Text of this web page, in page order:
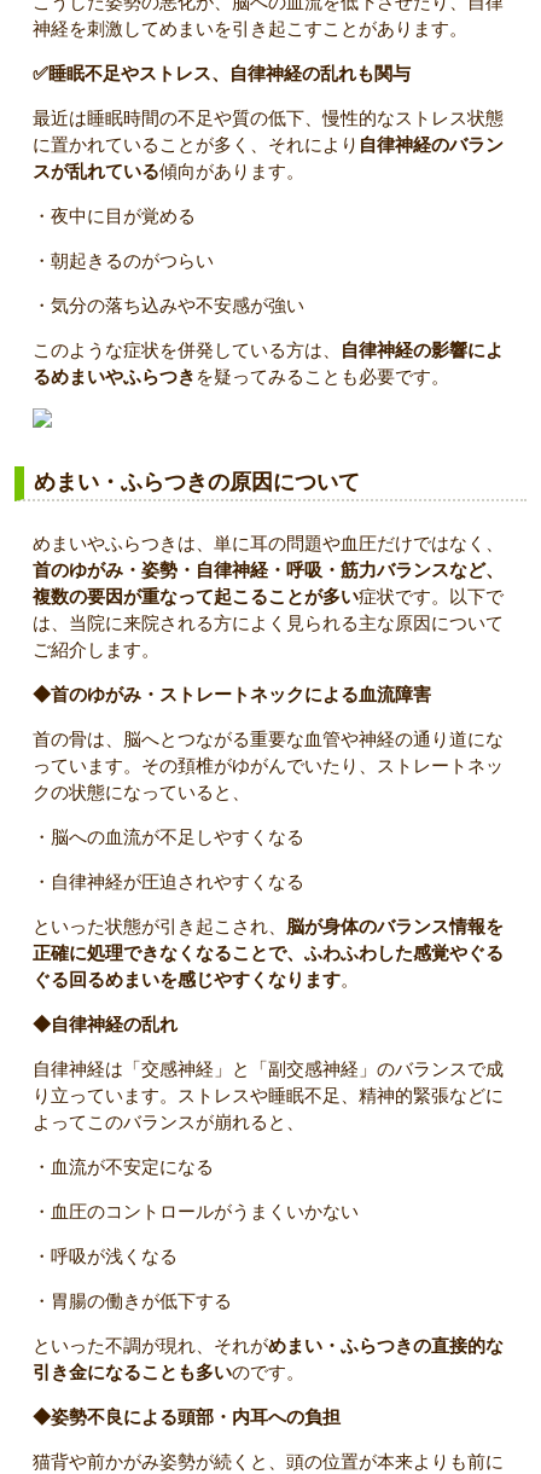
神経を刺激してめまいを引き起こすことがあります。
✅睡眠不足やストレス、自律神経の乱れも関与
最近は睡眠時間の不足や質の低下、慢性的なストレス状態
に置かれていることが多く、それにより 自律神経のバラン
スが乱れている傾向があります。
・夜中に目が覚める
・朝起きるのがつらい
・気分の落ち込みや不安感が強い
このような症状を併発している方は、
自律神経の影響によ
るめまいやふらつき を疑ってみることも必要です。
めまい・ふらつきの原因について
めまいやふらつきは、単に耳の問題や血圧だけではなく、
首のゆがみ・姿勢・自律神経・呼吸・筋力バランスなど、
複数の要因が重なって起こることが多い症状です。以下で
は、当院に来院される方によく見られる主な原因について
ご紹介します。
◆首のゆがみ・ストレートネックによる血流障害
首の骨は、脳へとつながる重要な血管や神経の通り道にな
っています。その頚椎がゆがんでいたり、ストレートネッ
クの状態になっていると、
・脳への血流が不足しやすくなる
・自律神経が圧迫されやすくなる
といった状態が引き起こされ、 脳が身体のバランス情報を
正確に処理できなくなることで、ふわふわした感覚やぐる
ぐる回るめまいを感じやすくなります。
◆自律神経の乱れ
自律神経は「交感神経」と「副交感神経」のバランスで成
り立っています。ストレスや睡眠不足、精神的緊張などに
よってこのバランスが崩れると、
・血流が不安定になる
・血圧のコントロールがうまくいかない
・呼吸が浅くなる
・胃腸の働きが低下する
といった不調が現れ、それがめまい・ふらつきの直接的な
引き金になることも多いのです。
◆姿勢不良による頭部・内耳への負担
猫背や前かがみ姿勢が続くと、頭の位置が本来よりも前に